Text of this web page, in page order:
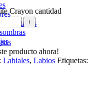
de pestañas
Crayon cantidad
producto ahora!
Labiales, Labios Etiquetas: